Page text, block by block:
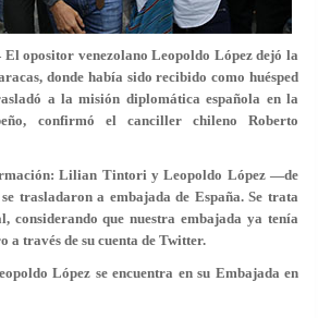
opositor venezolano Leopoldo López dejó la
donde había sido recibido como huésped
a la misión diplomática española en la
confirmó el canciller chileno Roberto
Lilian Tintori y Leopoldo López —de
trasladaron a embajada de España. Se trata
considerando que nuestra embajada ya tenía
a través de su cuenta de Twitter.
López se encuentra en su Embajada en